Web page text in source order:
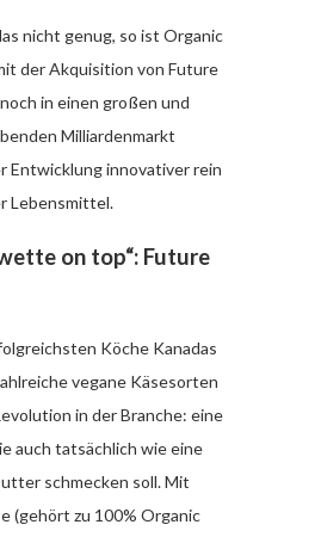
nicht genug, so ist Organic
der Akquisition von Future
in einen großen und
Milliardenmarkt
Entwicklung innovativer rein
Lebensmittel.
on top“: Future
Köche Kanadas
vegane Käsesorten
in der Branche: eine
auch tatsächlich wie eine
schmecken soll. Mit
(gehört zu 100% Organic